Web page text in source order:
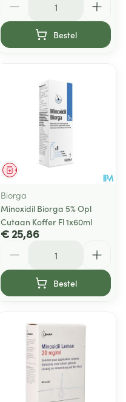
Bestel
Geneesmiddel
Biorga
Minoxidil Biorga 5% Opl
Cutaan Koffer Fl 1x60ml
€ 25,86
Bestel